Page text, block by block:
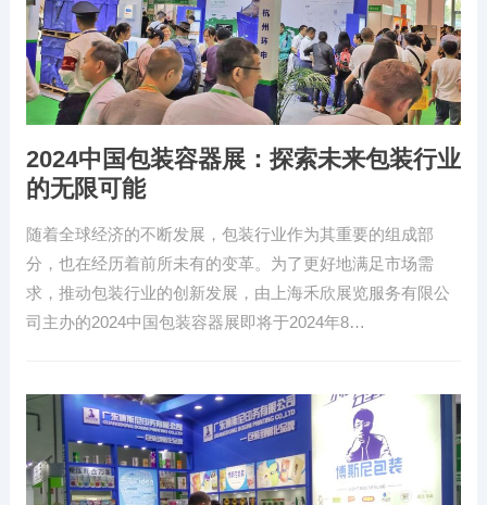
2024中国包装容器展：探索未来包装行业
的无限可能
随着全球经济的不断发展，包装行业作为其重要的组成部
分，也在经历着前所未有的变革。为了更好地满足市场需
求，推动包装行业的创新发展，由上海禾欣展览服务有限公
司主办的2024中国包装容器展即将于2024年8…